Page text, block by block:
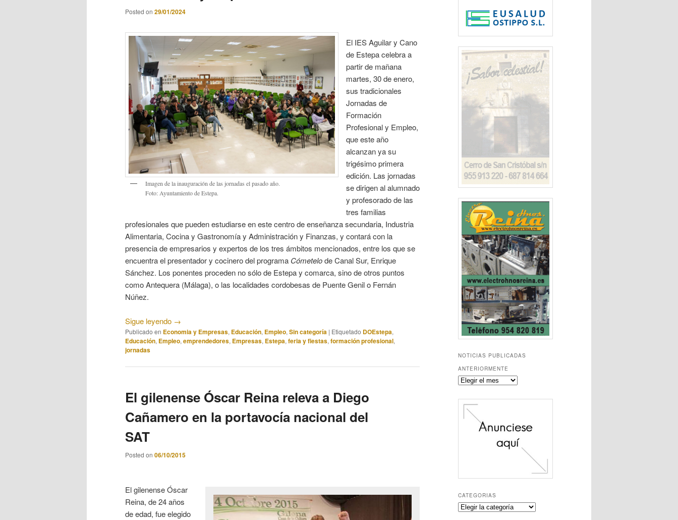
Posted on 29/01/2024
Imagen de la inauguración de las jornadas el pasado año.
Foto: Ayuntamiento de Estepa.
El IES Aguilar y Cano
de Estepa celebra a
partir de mañana
martes, 30 de enero,
sus tradicionales
Jornadas de
Formación
Profesional y Empleo,
que este año
alcanzan ya su
trigésimo primera
edición. Las jornadas
se dirigen al alumnado
y profesorado de las
tres familias
profesionales que pueden estudiarse en este centro de enseñanza secundaria, Industria
Alimentaria, Cocina y Gastronomía y Administración y Finanzas, y contará con la
presencia de empresarios y expertos de los tres ámbitos mencionados, entre los que se
encuentra el presentador y cocinero del programa Cómetelode Canal Sur, Enrique
Sánchez. Los ponentes proceden no sólo de Estepa y comarca, sino de otros puntos
como Antequera (Málaga), o las localidades cordobesas de Puente Genil o Fernán
Núñez.
Sigue leyendo →
Publicado en Economia y Empresas, Educación, Empleo, Sin categoría | Etiquetado DOEstepa,
Educación, Empleo, emprendedores, Empresas, Estepa, feria y fiestas, formación profesional,
jornadas
El gilenense Óscar Reina releva a Diego
Cañamero en la portavocía nacional del
SAT
Posted on 06/10/2015
El gilenense Óscar
Reina, de 24 años
de edad, fue elegido
NOTICIAS PUBLICADAS
ANTERIORMENTE
Noticias
anteriormente
CATEGORIAS
Categorias